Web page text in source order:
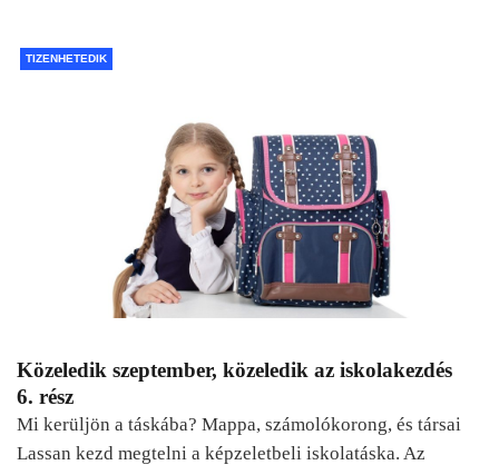
TIZENHETEDIK
Közeledik szeptember, közeledik az iskolakezdés
6. rész
Mi kerüljön a táskába? Mappa, számolókorong, és társai
Lassan kezd megtelni a képzeletbeli iskolatáska. Az